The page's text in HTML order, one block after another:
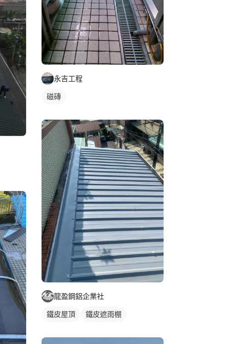
永吉工程
磁磚
龍盈鋼鋁企業社
鐵皮屋頂 鐵皮遮雨棚